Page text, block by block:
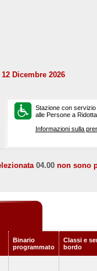
Dicembre 2026
Stazione con
alle Persone a
Informazioni sulla
04.00 non sono
Binario
programmato
Classi e
bordo